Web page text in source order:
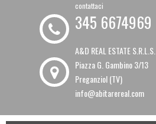
contattaci
345 6674969
A&D REAL ESTATE S.R.L.S.
Piazza G. Gambino 3/13
Preganziol (TV)
info@abitarereal.com